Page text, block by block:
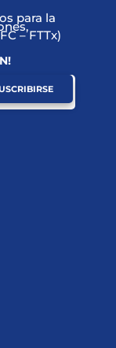
para la
– FTTx)